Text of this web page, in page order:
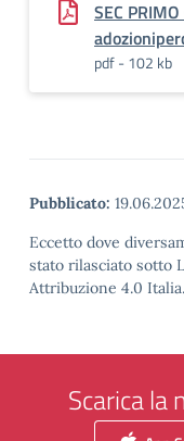
SEC
pdf - 102 kb
Pubblicato:
Eccetto dove
stato rilasciato sotto
Attribuzione 4.0 Italia.
Scarica la